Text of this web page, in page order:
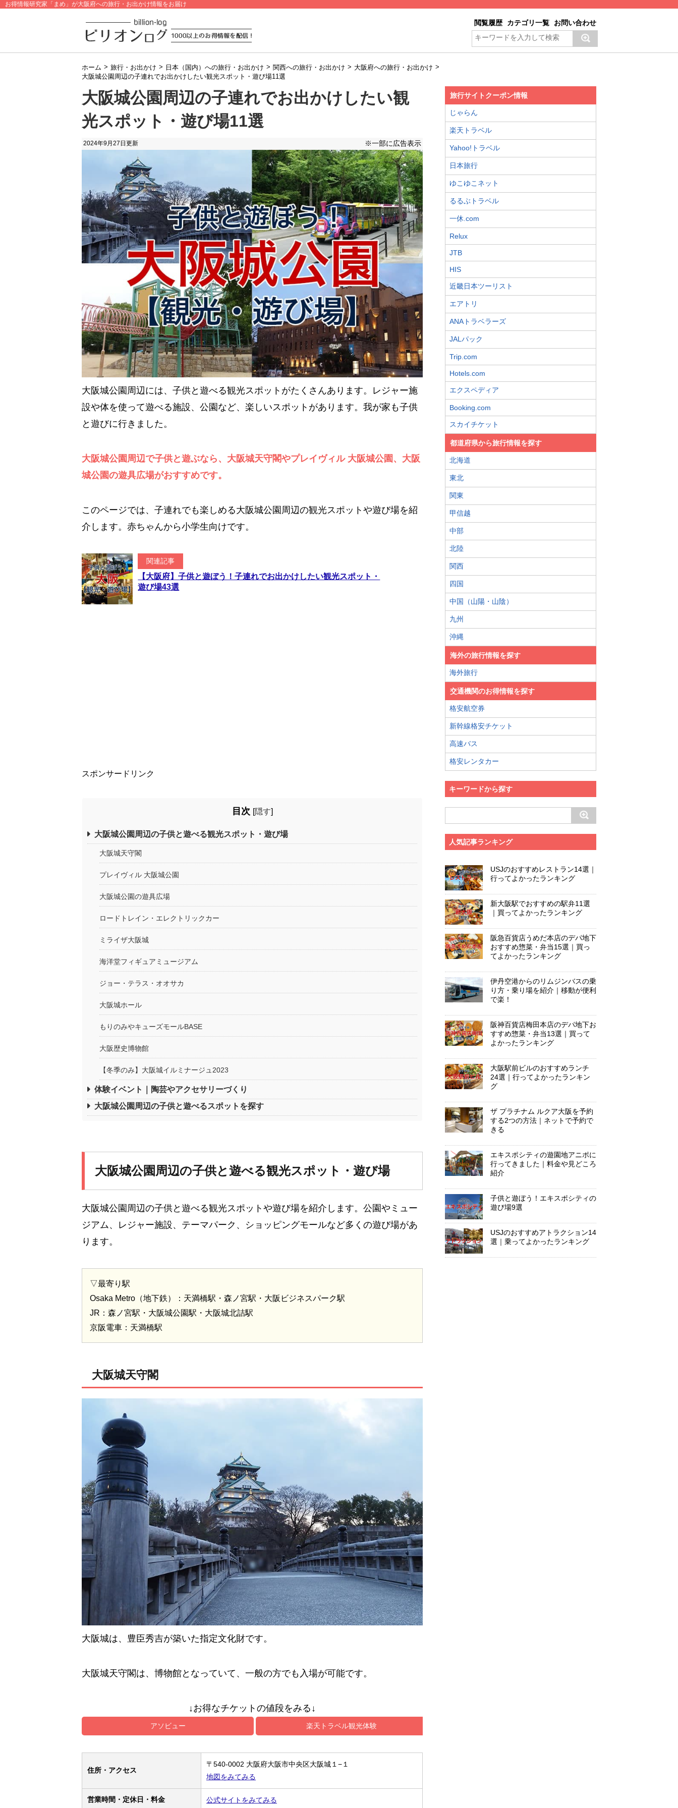
お得情報研究家「まめ」が大阪府への旅行・お出かけ情報をお届け
閲覧履歴 カテゴリ一覧 お問い合わせ
ホーム > 旅行・お出かけ > 日本（国内）への旅行・お出かけ > 関西への旅行・お出かけ > 大阪府への旅行・お出かけ >
大阪城公園周辺の子連れでお出かけしたい観光スポット・遊び場11選
大阪城公園周辺の子連れでお出かけしたい観
光スポット・遊び場11選
2024年9月27日 更新 ※一部に広告表示
大阪城公園周辺には、子供と遊べる観光スポットがたくさんあります。レジャー施
設や体を使って遊べる施設、公園など、楽しいスポットがあります。我が家も子供
と遊びに行きました。
大阪城公園周辺で子供と遊ぶなら、大阪城天守閣やプレイヴィル 大阪城公園、大阪
城公園の遊具広場がおすすめです。
このページでは、子連れでも楽しめる大阪城公園周辺の観光スポットや遊び場を紹
介します。赤ちゃんから小学生向けです。
関連記事
【大阪府】子供と遊ぼう！子連れでお出かけしたい観光スポット・
遊び場43選
スポンサードリンク
目次 [隠す]
大阪城公園周辺の子供と遊べる観光スポット・遊び場
大阪城天守閣
プレイヴィル 大阪城公園
大阪城公園の遊具広場
ロードトレイン・エレクトリックカー
ミライザ大阪城
海洋堂フィギュアミュージアム
ジョー・テラス・オオサカ
大阪城ホール
もりのみやキューズモールBASE
大阪歴史博物館
【冬季のみ】大阪城イルミナージュ2023
体験イベント｜陶芸やアクセサリーづくり
大阪城公園周辺の子供と遊べるスポットを探す
大阪城公園周辺の子供と遊べる観光スポット・遊び場
大阪城公園周辺の子供と遊べる観光スポットや遊び場を紹介します。公園やミュー
ジアム、レジャー施設、テーマパーク、ショッピングモールなど多くの遊び場があ
ります。
▽最寄り駅
Osaka Metro（地下鉄）：天満橋駅・森ノ宮駅・大阪ビジネスパーク駅
JR：森ノ宮駅・大阪城公園駅・大阪城北詰駅
京阪電車：天満橋駅
大阪城天守閣
大阪城は、豊臣秀吉が築いた指定文化財です。
大阪城天守閣は、博物館となっていて、一般の方でも入場が可能です。
↓お得なチケットの値段をみる↓
アソビュー 楽天トラベル観光体験
住所・アクセス
〒540-0002 大阪府大阪市中央区大阪城１−１
地図をみてみる
営業時間・定休日・料金 公式サイトをみてみる
旅行サイトクーポン情報
じゃらん
楽天トラベル
Yahoo!トラベル
日本旅行
ゆこゆこネット
るるぶトラベル
一休.com
Relux
JTB
HIS
近畿日本ツーリスト
エアトリ
ANAトラベラーズ
JALパック
Trip.com
Hotels.com
エクスペディア
Booking.com
スカイチケット
都道府県から旅行情報を探す
北海道
東北
関東
甲信越
中部
北陸
関西
四国
中国（山陽・山陰）
九州
沖縄
海外の旅行情報を探す
海外旅行
交通機関のお得情報を探す
格安航空券
新幹線格安チケット
高速バス
格安レンタカー
キーワードから探す
人気記事ランキング
USJのおすすめレストラン14選｜
行ってよかったランキング
新大阪駅でおすすめの駅弁11選
｜買ってよかったランキング
阪急百貨店うめだ本店のデパ地下
おすすめ惣菜・弁当15選｜買っ
てよかったランキング
伊丹空港からのリムジンバスの乗
り方・乗り場を紹介｜移動が便利
で楽！
阪神百貨店梅田本店のデパ地下お
すすめ惣菜・弁当13選｜買って
よかったランキング
大阪駅前ビルのおすすめランチ
24選｜行ってよかったランキン
グ
ザ プラチナム ルクア大阪を予約
する2つの方法｜ネットで予約で
きる
エキスポシティの遊園地アニポに
行ってきました｜料金や見どころ
紹介
子供と遊ぼう！エキスポシティの
遊び場9選
USJのおすすめアトラクション14
選｜乗ってよかったランキング